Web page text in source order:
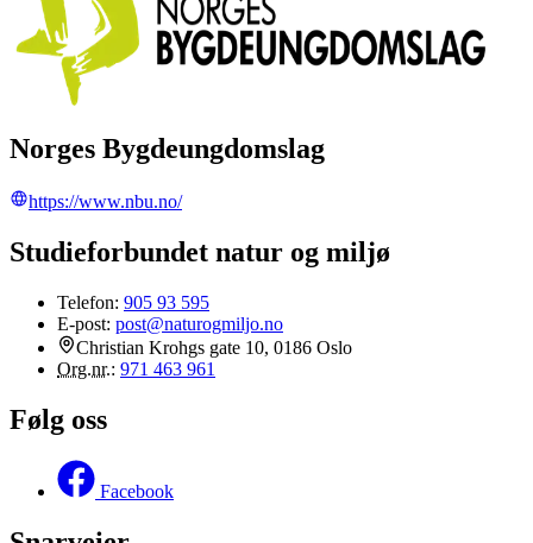
Norges Bygdeungdomslag
https://www.nbu.no/
Studieforbundet natur og miljø
Telefon: 905 93 595
E-post: post@naturogmiljo.no
Christian Krohgs gate 10, 0186 Oslo
Org.nr.: 971 463 961
Følg oss
Facebook